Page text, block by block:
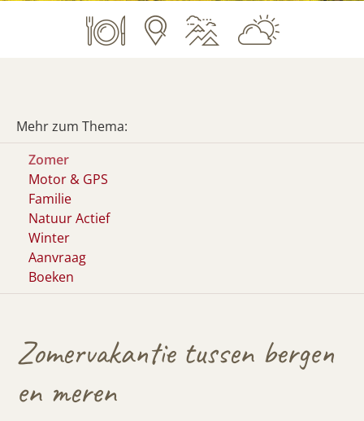
Mehr zum Thema:
Zomer
Motor & GPS
Familie
Natuur Actief
Winter
Aanvraag
Boeken
Zomervakantie tussen bergen
en meren